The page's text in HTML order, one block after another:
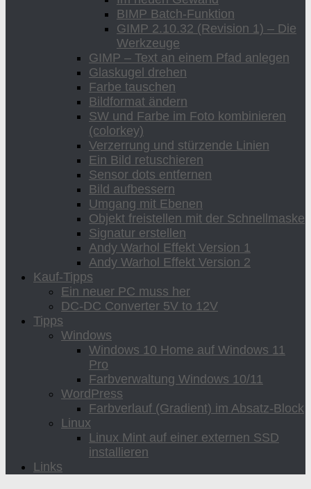
BIMP Batch-Funktion
GIMP 2.10.32 (Revision 1) – Die
Werkzeuge
GIMP – Text an einem Pfad anlegen
Glaskugel drehen
Farbe tauschen
Bildformat ändern
SW und Farbe im Foto kombinieren
(colorkey)
Verzerrung und stürzende Linien
Ein Bild retuschieren
Sensor dots entfernen
Bild aufbessern
Umgang mit Ebenen
Objekt freistellen mit der Schnellmaske
Signatur erstellen
Andy Warhol Effekt Version 1
Andy Warhol Effekt Version 2
Kauf-Tipps
Ein neuer PC muss her
DC-DC Converter 5V to 12V
Tipps
Windows
Windows 10 Home auf Windows 11
Pro
Farbverwaltung Windows 10/11
WordPress
Farbverlauf (Gradient) im Absatz-Block
Linux
Linux Mint auf einer externen SSD
installieren
Links